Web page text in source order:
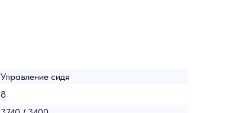
Управление сидя
8